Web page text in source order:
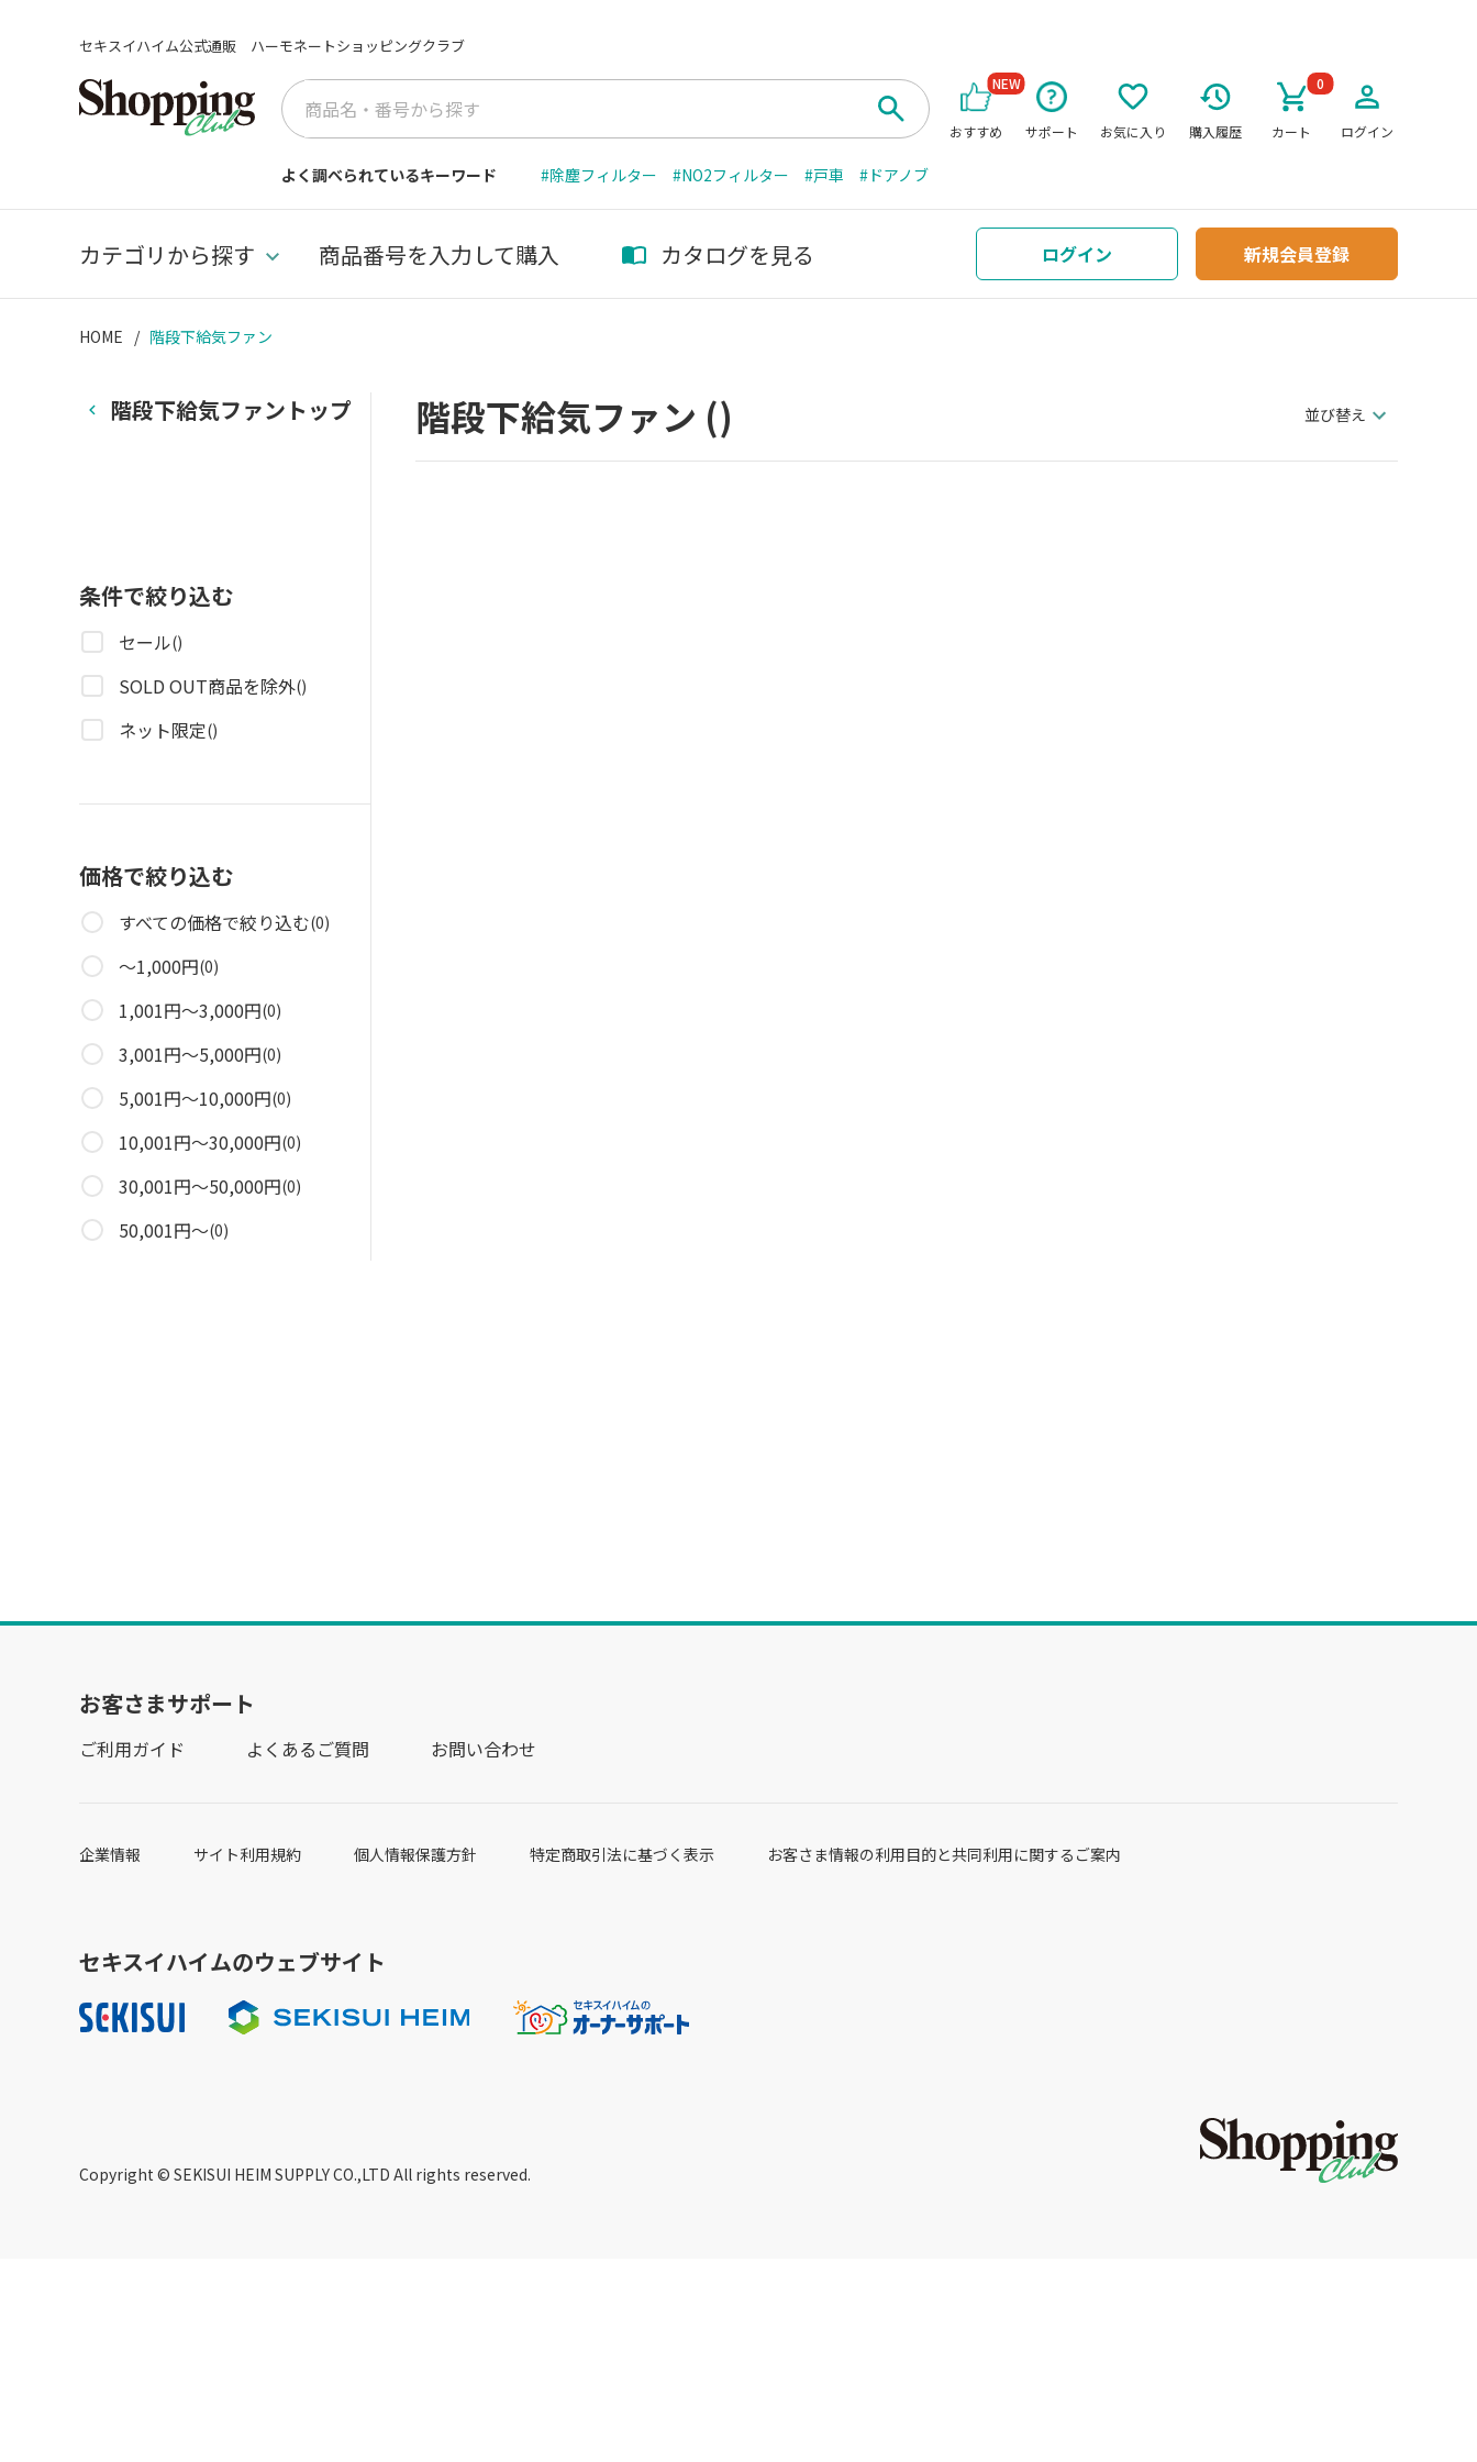
セキスイハイム公式通販 ハーモネートショッピングクラブ
おすすめ
NEW
サポート お気に入り 購入履歴 カート
0
ログイン
よく調べられているキーワード #除塵フィルター #NO2フィルター #戸車 #ドアノブ
カテゴリから探す 商品番号を入力して購入 カタログを見る ログイン 新規会員登録
HOME 階段下給気ファン
階段下給気ファン () 並び替え
階段下給気ファントップ
条件で絞り込む
セール()
SOLD OUT商品を除外()
ネット限定()
価格で絞り込む
すべての価格で絞り込む(0)
～1,000円(0)
1,001円～3,000円(0)
3,001円～5,000円(0)
5,001円～10,000円(0)
10,001円～30,000円(0)
30,001円～50,000円(0)
50,001円～(0)
お客さまサポート
ご利用ガイド よくあるご質問 お問い合わせ
企業情報 サイト利用規約 個人情報保護方針 特定商取引法に基づく表示 お客さま情報の利用目的と共同利用に関するご案内
セキスイハイムのウェブサイト
Copyright © SEKISUI HEIM SUPPLY CO.,LTD All rights reserved.